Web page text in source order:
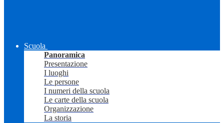
Scuola
Panoramica
Presentazione
I luoghi
Le persone
I numeri della scuola
Le carte della scuola
Organizzazione
La storia